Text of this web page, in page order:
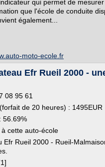
qui permet de mesurer
que l'école de conduite
également...
moto-ecole.fr
Efr Rueil 2000 -
08 95 61
de 20 heures) : 1495EUR
56.69%
cette auto-école
Efr Rueil 2000 - Rueil-